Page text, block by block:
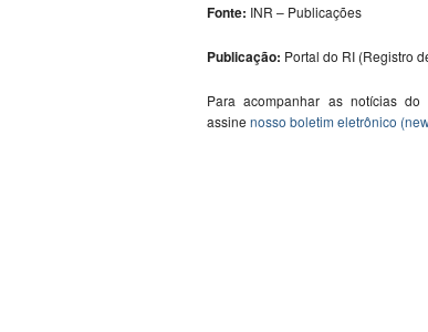
Fonte: INR – Publicações
Publicação: Portal do RI (Registro
Para acompanhar as notícias
assine nosso boletim eletrônico